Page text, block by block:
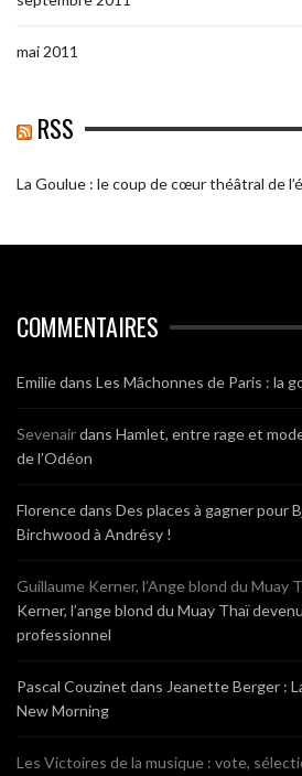
mai 2011
RSS
La Goulue : le coup de cœur théâtral de
COMMENTAIRES
Emiliedans Les Mâchonnes de Paris : la
Sevenairdans Hamlet, entre rage et
de l’Odéon
Florencedans Des places à gagner pour
Birchwood à Andrésy !
Guillaume Kerner, l’Ange blond du Muay
Kerner, l’ange blond du Muay Thaï
professionnel
Pascal Couzinet dans Jeanette Berger :
New Morning
Les Victoires de la musique : vote,